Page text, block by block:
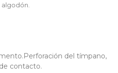
del tímpano,
contacto.